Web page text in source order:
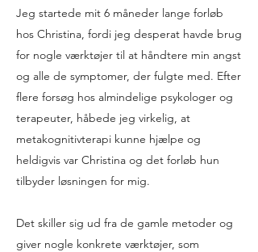
Jeg startede mit 6 måneder lange forløb
hos Christina, fordi jeg desperat havde brug
for nogle værktøjer til at håndtere min angst
og alle de symptomer, der fulgte med. Efter
flere forsøg hos almindelige psykologer og
terapeuter, håbede jeg virkelig, at
metakognitivterapi kunne hjælpe og
heldigvis var Christina og det forløb hun
tilbyder løsningen for mig.
Det skiller sig ud fra de gamle metoder og
giver nogle konkrete værktøjer, som